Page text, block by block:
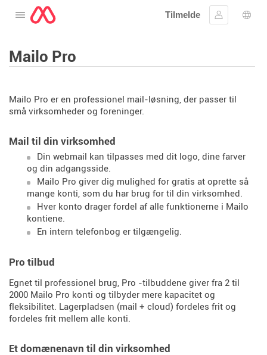
Åbne menuen
Tilmelde
Log ind
Mailo Pro
Mailo Pro er en professionel mail-løsning, der passer til
små virksomheder og foreninger.
Mail til din virksomhed
Din webmail kan tilpasses med dit logo, dine farver
og din adgangsside.
Mailo Pro giver dig mulighed for gratis at oprette så
mange konti, som du har brug for til din virksomhed.
Hver konto drager fordel af alle funktionerne i Mailo
kontiene.
En intern telefonbog er tilgængelig.
Pro tilbud
Egnet til professionel brug, Pro -tilbuddene giver fra 2 til
2000 Mailo Pro konti og tilbyder mere kapacitet og
fleksibilitet. Lagerpladsen (mail + cloud) fordeles frit og
fordeles frit mellem alle konti.
Et domænenavn til din virksomhed